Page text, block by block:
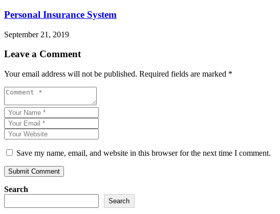
Personal Insurance System
September 21, 2019
Leave a Comment
Your email address will not be published. Required fields are marked *
Save my name, email, and website in this browser for the next time I comment.
Search
Search